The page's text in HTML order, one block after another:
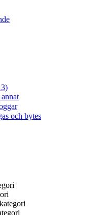
och bytes